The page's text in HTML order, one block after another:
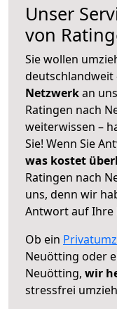
Unser
von
Sie wollen
deutschlandweit
Netzwerkan
Ratingen nach
weiterwissen –
Sie! Wenn Sie
was kostet
Ratingen nach
uns, denn wir
Antwort auf Ihre
Ob ein
Neuötting oder
Neuötting, wir
stressfrei